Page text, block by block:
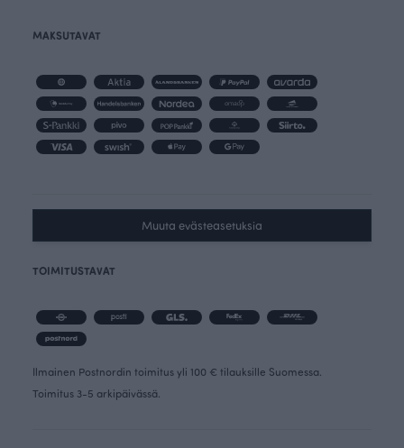
MAKSUTAVAT
Muuta evästeasetuksia
TOIMITUSTAVAT
Ilmainen Postnordin toimitus yli 100 € tilauksille Suomessa.
Toimitus 3-5 arkipäivässä.